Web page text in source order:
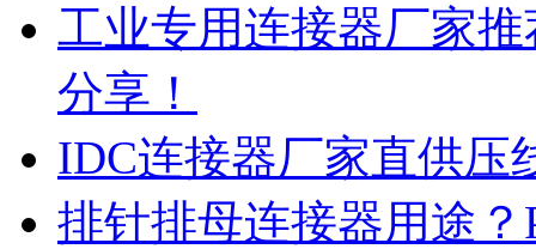
工业专用连接器厂家
分享！
IDC连接器厂家直供压
排针排母连接器用途